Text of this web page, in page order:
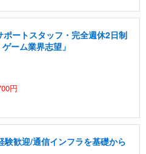
ポートスタッフ・完全週休2日制
ーム業界志望」
円
歓迎/通信インフラを基礎から